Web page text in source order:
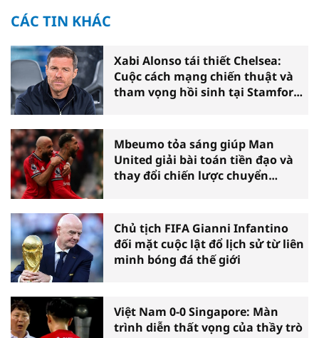
CÁC TIN KHÁC
Xabi Alonso tái thiết Chelsea:
Cuộc cách mạng chiến thuật và
tham vọng hồi sinh tại Stamford
Mbeumo tỏa sáng giúp Man
United giải bài toán tiền đạo và
thay đổi chiến lược chuyển
Chủ tịch FIFA Gianni Infantino
đối mặt cuộc lật đổ lịch sử từ liên
minh bóng đá thế giới
Việt Nam 0-0 Singapore: Màn
trình diễn thất vọng của thầy trò